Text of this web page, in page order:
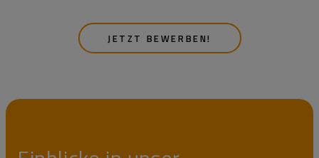
JETZT BEWERBEN!